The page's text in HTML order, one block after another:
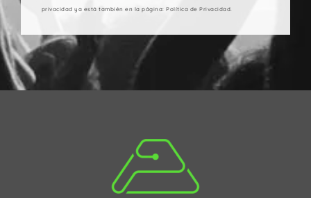
privacidad ya está también en la página: Política de Privacidad.